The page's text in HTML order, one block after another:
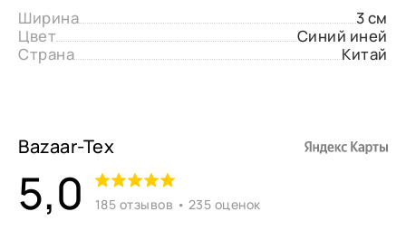
Ширина
3 см
Цвет
Синий иней
Страна
Китай
Bazaar-Tex
5,0 185 отзывов • 235 оценок